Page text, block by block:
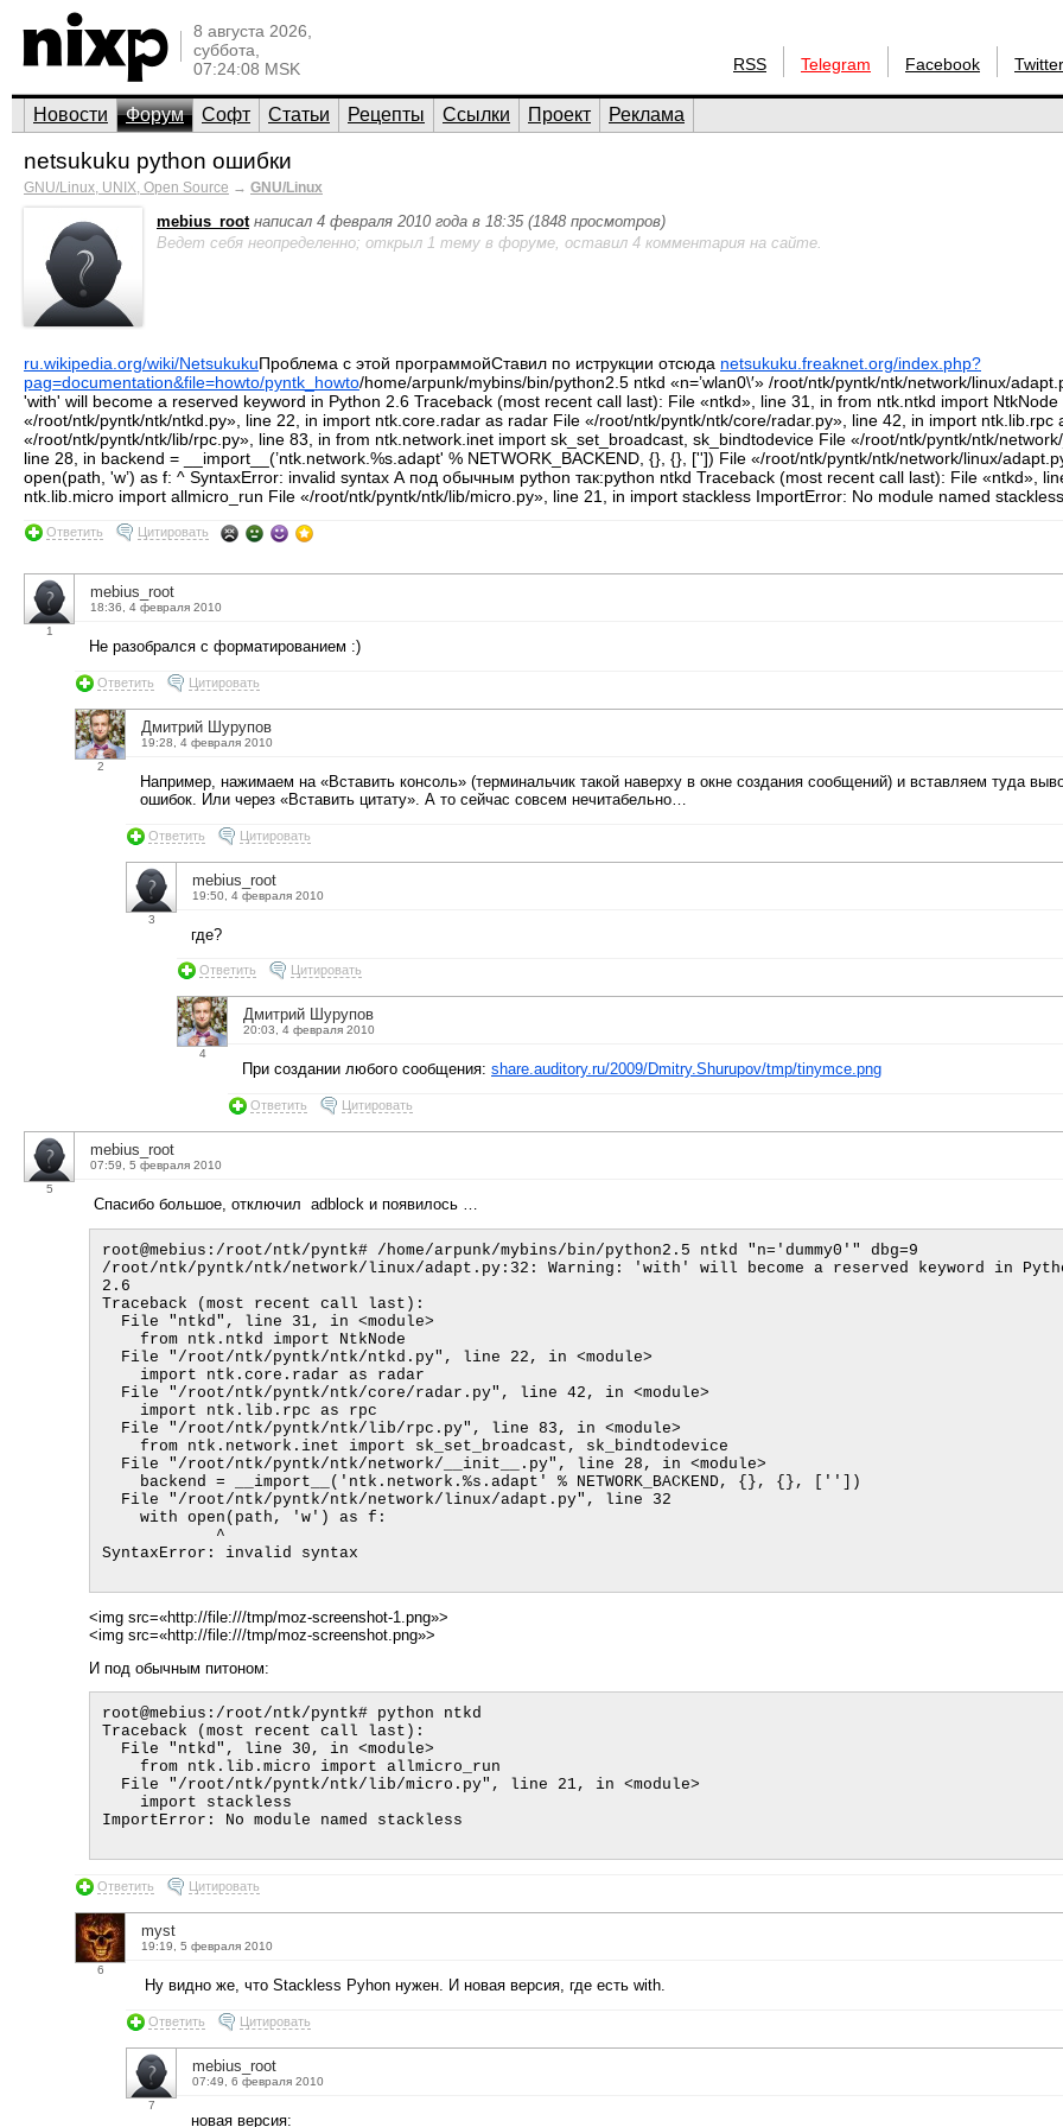
8 августа 2026,
суббота,
07:24:08 MSK
RSS Telegram Facebook Twitter
Новости Форум Софт Статьи Рецепты Ссылки Проект Реклама
netsukuku python ошибки
GNU/Linux, UNIX, Open Source → GNU/Linux
mebius_root написал 4 февраля 2010 года в 18:35 (1848 просмотров)
Ведет себя неопределенно; открыл 1 тему в форуме, оставил 4 комментария на сайте.
ru.wikipedia.org/wiki/NetsukukuПроблема с этой программойСтавил по иструкции отсюда netsukuku.freaknet.org/index.php?
pag=documentation&file=howto/pyntk_howto/home/arpunk/mybins/bin/python2.5 ntkd «n=’wlan0\′» /root/ntk/pyntk/ntk/network/linux/
'with' will become a reserved keyword in Python 2.6 Traceback (most recent call last): File «ntkd», line 31, in from ntk.ntkd import NtkNode
«/root/ntk/pyntk/ntk/ntkd.py», line 22, in import ntk.core.radar as radar File «/root/ntk/pyntk/ntk/core/radar.py», line 42, in import ntk.lib.rpc
«/root/ntk/pyntk/ntk/lib/rpc.py», line 83, in from ntk.network.inet import sk_set_broadcast, sk_bindtodevice File «/root/ntk/pyntk/ntk/
line 28, in backend = __import__(’ntk.network.%s.adapt' % NETWORK_BACKEND, {}, {}, ['']) File «/root/ntk/pyntk/ntk/network/linux/
open(path, 'w’) as f: ^ SyntaxError: invalid syntax А под обычным python так:python ntkd Traceback (most recent call last): File «ntkd»,
ntk.lib.micro import allmicro_run File «/root/ntk/pyntk/ntk/lib/micro.py», line 21, in import stackless ImportError: No module named stackless
Ответить Цитировать
1
mebius_root
18:36, 4 февраля 2010
Не разобрался с форматированием :)
Ответить Цитировать
2
Дмитрий Шурупов
19:28, 4 февраля 2010
Например, нажимаем на «Вставить консоль» (терминальчик такой наверху в окне создания сообщений) и вставляем туда
ошибок. Или через «Вставить цитату». А то сейчас совсем нечитабельно…
Ответить Цитировать
3
mebius_root
19:50, 4 февраля 2010
где?
Ответить Цитировать
4
Дмитрий Шурупов
20:03, 4 февраля 2010
При создании любого сообщения: share.auditory.ru/2009/Dmitry.Shurupov/tmp/tinymce.png
Ответить Цитировать
5
mebius_root
07:59, 5 февраля 2010
Cпасибо большое, отключил adblock и появилось …
root@mebius:/root/ntk/pyntk# /home/arpunk/mybins/bin/python2.5 ntkd "n='dummy0'" dbg=9
/root/ntk/pyntk/ntk/network/linux/adapt.py:32: Warning: 'with' will become a reserved keyword in
2.6
Traceback (most recent call last):
SyntaxError: invalid syntax
<img src=«http://file:///tmp/moz-screenshot-1.png»>
<img src=«http://file:///tmp/moz-screenshot.png»>
И под обычным питоном:
root@mebius:/root/ntk/pyntk# python ntkd
Traceback (most recent call last):
ImportError: No module named stackless
Ответить Цитировать
6
myst
19:19, 5 февраля 2010
Ну видно же, что Stackless Pyhon нужен. И новая версия, где есть with.
Ответить Цитировать
7
mebius_root
07:49, 6 февраля 2010
новая версия: